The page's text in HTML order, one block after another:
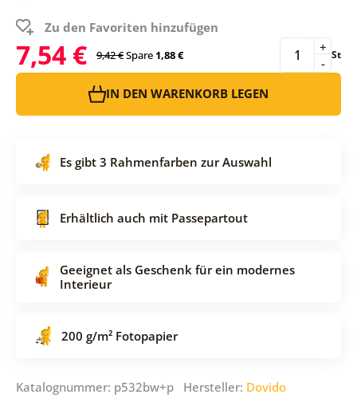
Zu den Favoriten hinzufügen
7,54 € 9,42 €Spare1,88 € -
+ St
IN DEN WARENKORB LEGEN
Es gibt 3 Rahmenfarben zur Auswahl
Erhältlich auch mit Passepartout
Geeignet als Geschenk für ein modernes
Interieur
200 g/m² Fotopapier
Katalognummer: p532bw+p Hersteller: Dovido